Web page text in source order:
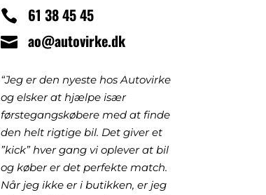
61 38 45 45
ao@autovirke.dk
“Jeg er den nyeste hos Autovirke
og elsker at hjælpe især
førstegangskøbere med at finde
den helt rigtige bil. Det giver et
”kick” hver gang vi oplever at bil
og køber er det perfekte match.
Når jeg ikke er i butikken, er jeg